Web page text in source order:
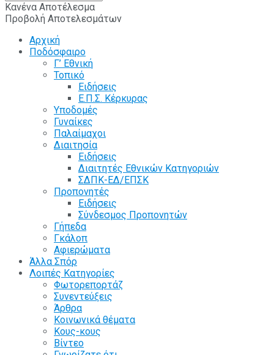
Κανένα Αποτέλεσμα
Προβολή Αποτελεσμάτων
Αρχική
Ποδόσφαιρο
Γ’ Εθνική
Τοπικό
Ειδήσεις
Ε.Π.Σ. Κέρκυρας
Υποδομές
Γυναίκες
Παλαίμαχοι
Διαιτησία
Ειδήσεις
Διαιτητές Εθνικών Κατηγοριών
ΣΔΠΚ-ΕΔ/ΕΠΣΚ
Προπονητές
Ειδήσεις
Σύνδεσμος Προπονητών
Γήπεδα
Γκάλοπ
Αφιερώματα
Άλλα Σπόρ
Λοιπές Κατηγορίες
Φωτορεπορτάζ
Συνεντεύξεις
Άρθρα
Κοινωνικά θέματα
Κους-κους
Βίντεο